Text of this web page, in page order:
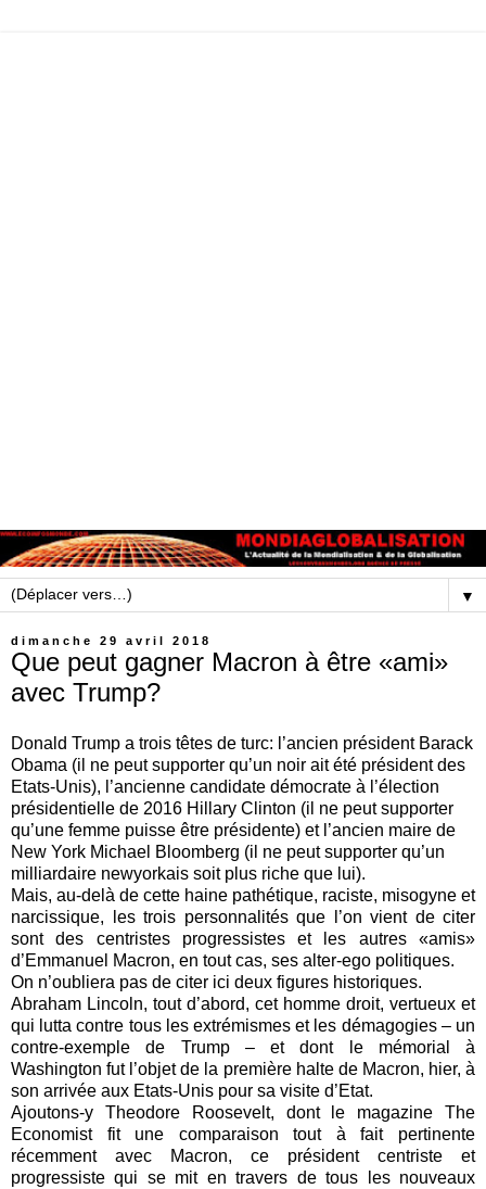
▼
dimanche 29 avril 2018
Que peut gagner Macron à être «ami»
avec Trump?
Donald Trump a trois têtes de turc: l’ancien président Barack
Obama (il ne peut supporter qu’un noir ait été président des
Etats-Unis), l’ancienne candidate démocrate à l’élection
présidentielle de 2016 Hillary Clinton (il ne peut supporter
qu’une femme puisse être présidente) et l’ancien maire de
New York Michael Bloomberg (il ne peut supporter qu’un
milliardaire newyorkais soit plus riche que lui).
Mais, au-delà de cette haine pathétique, raciste, misogyne et
narcissique, les trois personnalités que l’on vient de citer
sont des centristes progressistes et les autres «amis»
d’Emmanuel Macron, en tout cas, ses alter-ego politiques.
On n’oubliera pas de citer ici deux figures historiques.
Abraham Lincoln, tout d’abord, cet homme droit, vertueux et
qui lutta contre tous les extrémismes et les démagogies – un
contre-exemple de Trump – et dont le mémorial à
Washington fut l’objet de la première halte de Macron, hier, à
son arrivée aux Etats-Unis pour sa visite d’Etat.
Ajoutons-y Theodore Roosevelt, dont le magazine The
Economist fit une comparaison tout à fait pertinente
récemment avec Macron, ce président centriste et
progressiste qui se mit en travers de tous les nouveaux